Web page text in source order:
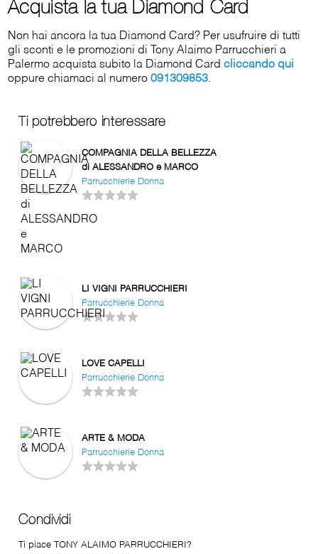
Acquista la tua Diamond Card
Non hai ancora la tua Diamond Card? Per usufruire di tutti
gli sconti e le promozioni di Tony Alaimo Parrucchieri a
Palermo acquista subito la Diamond Cardcliccando qui
oppure chiamaci al numero091309853.
Ti potrebbero interessare
COMPAGNIA DELLA BELLEZZA
di ALESSANDRO e MARCO
Parrucchierie Donna
LI VIGNI PARRUCCHIERI
Parrucchierie Donna
LOVE CAPELLI
Parrucchierie Donna
ARTE & MODA
Parrucchierie Donna
Condividi
Ti piace TONY ALAIMO PARRUCCHIERI?